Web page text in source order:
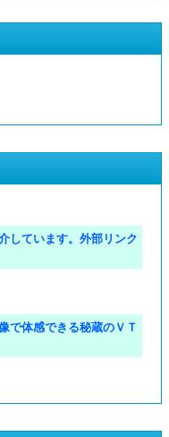
しています。外部リンク
で体感できる秘蔵のＶＴ